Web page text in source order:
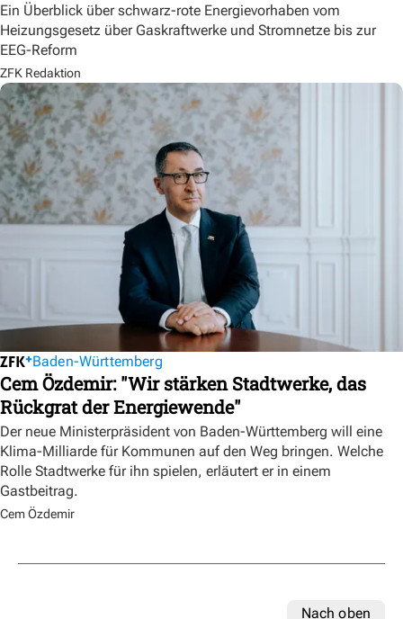
Ein Überblick über schwarz-rote Energievorhaben vom
Heizungsgesetz über Gaskraftwerke und Stromnetze bis zur
EEG-Reform
ZFK Redaktion
Baden-Württemberg
Cem Özdemir: "Wir stärken Stadtwerke, das
Rückgrat der Energiewende"
Der neue Ministerpräsident von Baden-Württemberg will eine
Klima-Milliarde für Kommunen auf den Weg bringen. Welche
Rolle Stadtwerke für ihn spielen, erläutert er in einem
Gastbeitrag.
Cem Özdemir
Nach oben